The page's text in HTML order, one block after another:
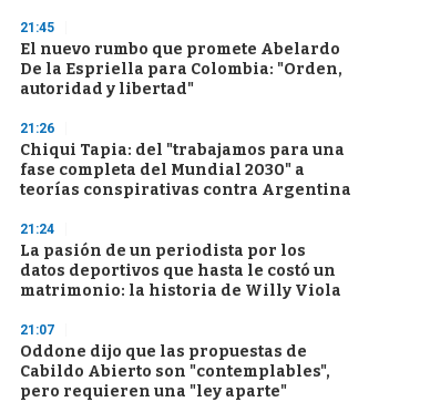
21:45
El nuevo rumbo que promete Abelardo
De la Espriella para Colombia: "Orden,
autoridad y libertad"
21:26
Chiqui Tapia: del "trabajamos para una
fase completa del Mundial 2030" a
teorías conspirativas contra Argentina
21:24
La pasión de un periodista por los
datos deportivos que hasta le costó un
matrimonio: la historia de Willy Viola
21:07
Oddone dijo que las propuestas de
Cabildo Abierto son "contemplables",
pero requieren una "ley aparte"